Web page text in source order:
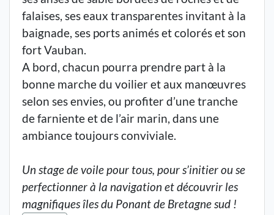
falaises, ses eaux transparentes invitant à la
baignade, ses ports animés et colorés et son
fort Vauban.
A bord, chacun pourra prendre part à la
bonne marche du voilier et aux manœuvres
selon ses envies, ou profiter d’une tranche
de farniente et de l’air marin, dans une
ambiance toujours conviviale.
Un stage de voile pour tous, pour s’initier ou se
perfectionner à la navigation et découvrir les
magnifiques îles du Ponant de Bretagne sud !